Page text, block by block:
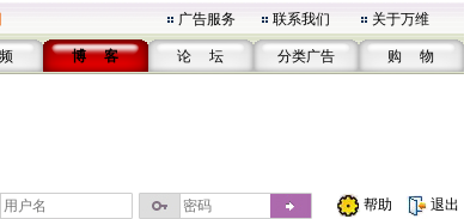
广告服务 联系我们 关于万维
博 客 论 坛 分类广告 购 物
帮助 退出